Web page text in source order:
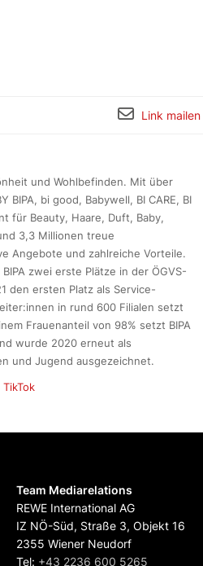
Link mailen
und Wohlbefinden. Mit über
BIPA, bi good, Babywell, BI CARE, BI
für Beauty, Haare, Duft, Baby,
3,3 Millionen treue
Angebote und zahlreiche Vorteile.
zwei erste Plätze in der ÖGVS-
den ersten Platz als Service-
in rund 600 Filialen setzt
Frauenanteil von 98% setzt BIPA
wurde 2020 erneut als
und Jugend ausgezeichnet.
TikTok
Team Mediarelations
REWE International AG
IZ NÖ-Süd, Straße 3, Objekt 16
2355 Wiener Neudorf
Tel: +43 2236 600 5265